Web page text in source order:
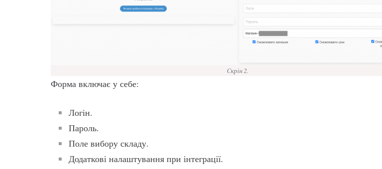
Cкрін 2.
Форма включає у себе:
Логін.
Пароль.
Поле вибору складу.
Додаткові налаштування при інтеграції.